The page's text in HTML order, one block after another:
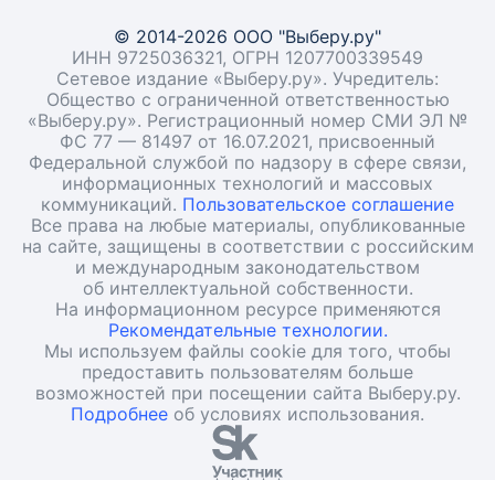
© 2014-2026 ООО "Выберу.ру"
ИНН 9725036321, ОГРН 1207700339549
Сетевое издание «Выберу.ру». Учредитель:
Общество с ограниченной ответственностью
«Выберу.ру». Регистрационный номер СМИ ЭЛ №
ФС 77 — 81497 от 16.07.2021, присвоенный
Федеральной службой по надзору в сфере связи,
информационных технологий и массовых
коммуникаций. Пользовательское соглашение
Все права на любые материалы, опубликованные
на сайте, защищены в соответствии с российским
и международным законодательством
об интеллектуальной собственности.
На информационном ресурсе применяются
Рекомендательные технологии.
Мы используем файлы cookie для того, чтобы
предоставить пользователям больше
возможностей при посещении сайта Выберу.ру.
Подробнее об условиях использования.